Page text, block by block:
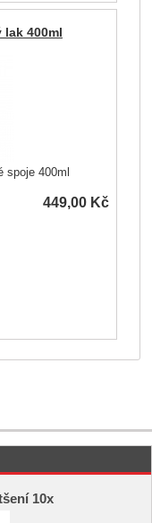
400ml
spoje 400ml
449,00 Kč
10x